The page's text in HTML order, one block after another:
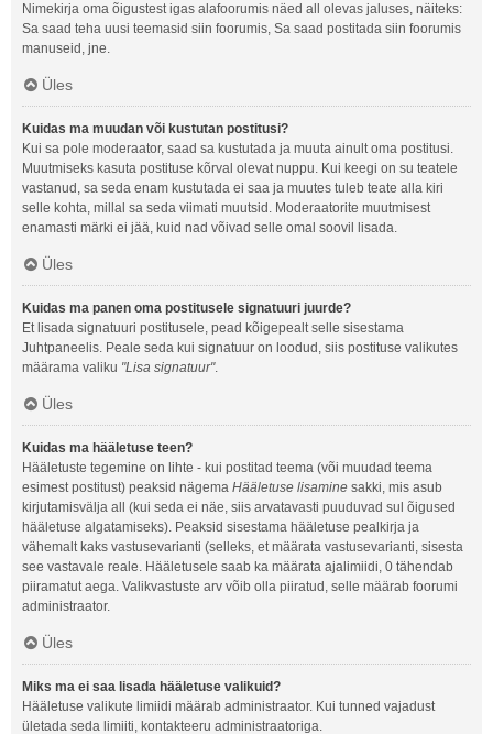
Nimekirja oma õigustest igas alafoorumis näed all olevas jaluses, näiteks:
Sa saad teha uusi teemasid siin foorumis, Sa saad postitada siin foorumis
manuseid, jne.
Üles
Kuidas ma muudan või kustutan postitusi?
Kui sa pole moderaator, saad sa kustutada ja muuta ainult oma postitusi.
Muutmiseks kasuta postituse kõrval olevat nuppu. Kui keegi on su teatele
vastanud, sa seda enam kustutada ei saa ja muutes tuleb teate alla kiri
selle kohta, millal sa seda viimati muutsid. Moderaatorite muutmisest
enamasti märki ei jää, kuid nad võivad selle omal soovil lisada.
Üles
Kuidas ma panen oma postitusele signatuuri juurde?
Et lisada signatuuri postitusele, pead kõigepealt selle sisestama
Juhtpaneelis. Peale seda kui signatuur on loodud, siis postituse valikutes
määrama valiku "Lisa signatuur".
Üles
Kuidas ma hääletuse teen?
Hääletuste tegemine on lihte - kui postitad teema (või muudad teema
esimest postitust) peaksid nägema Hääletuse lisamine sakki, mis asub
kirjutamisvälja all (kui seda ei näe, siis arvatavasti puuduvad sul õigused
hääletuse algatamiseks). Peaksid sisestama hääletuse pealkirja ja
vähemalt kaks vastusevarianti (selleks, et määrata vastusevarianti, sisesta
see vastavale reale. Hääletusele saab ka määrata ajalimiidi, 0 tähendab
piiramatut aega. Valikvastuste arv võib olla piiratud, selle määrab foorumi
administraator.
Üles
Miks ma ei saa lisada hääletuse valikuid?
Hääletuse valikute limiidi määrab administraator. Kui tunned vajadust
ületada seda limiiti, kontakteeru administraatoriga.